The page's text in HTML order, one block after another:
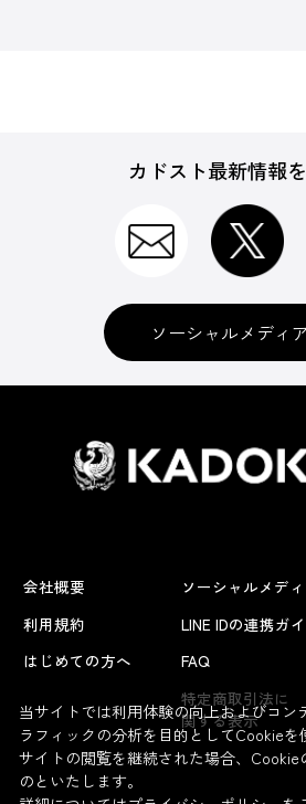
カドスト最新情報
ソーシャルメディ
会社概要
利用規約
はじめての方へ
ソーシャルメデ
LINE IDの連携ガ
FAQ
特定商取引法に
関する表示
当サイトでは利用体験の向上およびコン
ラフィックの分析を目的としてCookie
サイトの閲覧を継続された場合、Cookie
のといたします。